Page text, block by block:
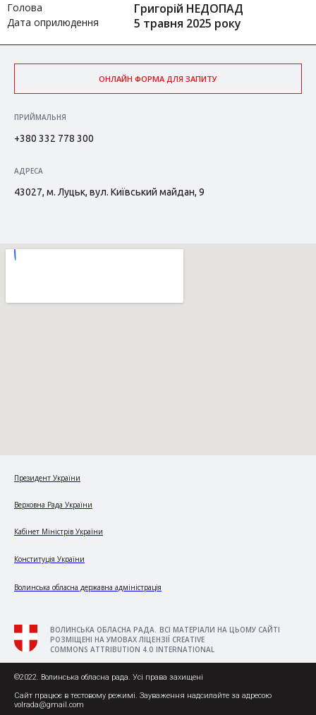
Голова Григорій НЕДОПАД
Дата оприлюдення 5 травня 2025 року
ОНЛАЙН ФОРМА ДЛЯ ЗАПИТУ
ПРИЙМАЛЬНЯ
+380 332 778 300
АДРЕСА
43027, м. Луцьк, вул. Київський майдан, 9
Президент України
Верховна Рада України
Кабінет Міністрів України
Конституція України
Волинська обласна державна адміністрація
ВОЛИНСЬКА ОБЛАСНА РАДА. ВСІ МАТЕРІАЛИ НА ЦЬОМУ САЙТІ
РОЗМІЩЕНІ НА УМОВАХ ЛІЦЕНЗІЇ CREATIVE
COMMONS ATTRIBUTION 4.0 INTERNATIONAL
©2022. Волинська обласна рада. Усі права захищені
Сайт працює в тестовому режимі. Зауваження надсилайте за адресою
volrada@gmail.com